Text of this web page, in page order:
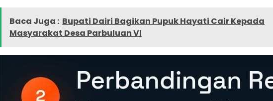
Baca Juga : Bupati Dairi Bagikan Pupuk Hayati Cair Kepada
Masyarakat Desa Parbuluan Vl